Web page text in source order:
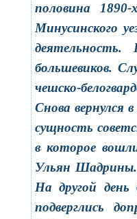
половина
Минусинского
большевиков.
чешско-
Снова вернулся
сущность
в которое
Ульян Шадрины.
На другой
подверглись